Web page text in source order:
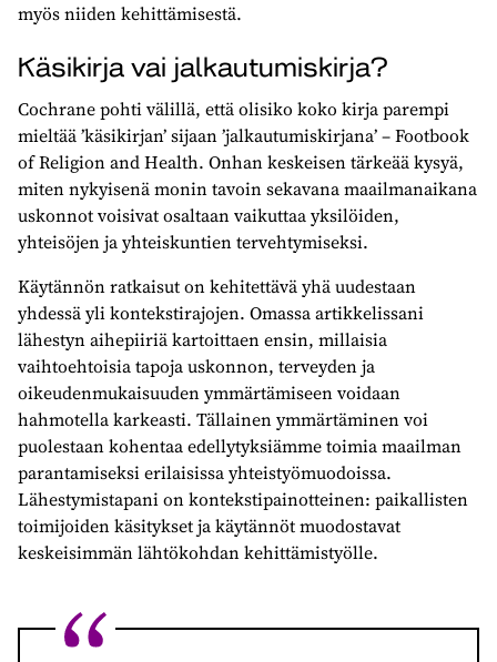
myös niiden kehittämisestä.
Käsikirja vai jalkautumiskirja?
Cochrane pohti välillä, että olisiko koko kirja parempi
mieltää ’käsikirjan’ sijaan ’jalkautumiskirjana’ – Footbook
of Religion and Health. Onhan keskeisen tärkeää kysyä,
miten nykyisenä monin tavoin sekavana maailmanaikana
uskonnot voisivat osaltaan vaikuttaa yksilöiden,
yhteisöjen ja yhteiskuntien tervehtymiseksi.
Käytännön ratkaisut on kehitettävä yhä uudestaan
yhdessä yli kontekstirajojen. Omassa artikkelissani
lähestyn aihepiiriä kartoittaen ensin, millaisia
vaihtoehtoisia tapoja uskonnon, terveyden ja
oikeudenmukaisuuden ymmärtämiseen voidaan
hahmotella karkeasti. Tällainen ymmärtäminen voi
puolestaan kohentaa edellytyksiämme toimia maailman
parantamiseksi erilaisissa yhteistyömuodoissa.
Lähestymistapani on kontekstipainotteinen: paikallisten
toimijoiden käsitykset ja käytännöt muodostavat
keskeisimmän lähtökohdan kehittämistyölle.